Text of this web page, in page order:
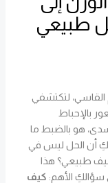
طبيعي
القاسي، لتكتشفي
بالإحباط
هو بالضبط ما
أن الحل ليس في
طبيعي؟ هذا
الأهم: كيف